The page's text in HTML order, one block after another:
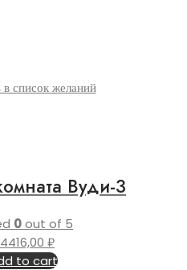
список желаний
Вуди-3
0out of 5
₽
to cart